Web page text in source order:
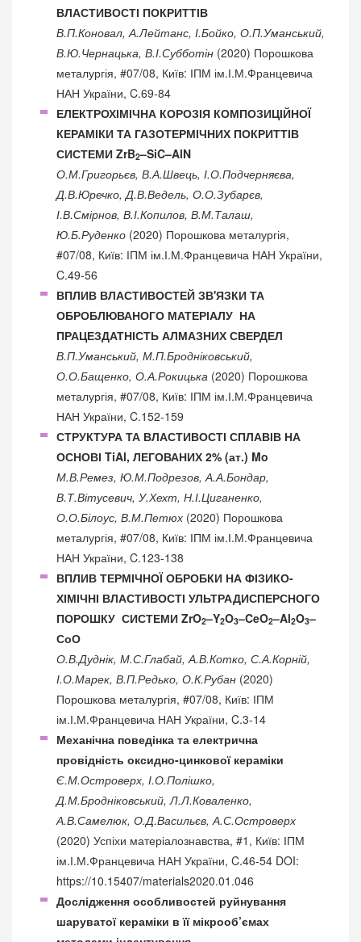
ВЛАСТИВОСТІ ПОКРИТТІВ
В.П.Коновал, А.Лейтанс, І.Бойко, О.П.Уманський,
В.Ю.Чернацька, В.І.Субботін (2020) Порошкова
металургія, #07/08, Київ: ІПМ ім.І.М.Францевича
НАН України, C.69-84
ЕЛЕКТРОХІМІЧНА КОРОЗІЯ КОМПОЗИЦІЙНОЇ
КЕРАМІКИ ТА ГАЗОТЕРМІЧНИХ ПОКРИТТІВ
СИСТЕМИ ZrB2–SiC–AlN
О.М.Григорьєв, В.А.Швець, І.О.Подчерняєва,
Д.В.Юречко, Д.В.Ведель, О.О.Зубарєв,
І.В.Смірнов, В.І.Копилов, В.М.Талаш,
Ю.Б.Руденко (2020) Порошкова металургія,
#07/08, Київ: ІПМ ім.І.М.Францевича НАН України,
C.49-56
ВПЛИВ ВЛАСТИВОСТЕЙ ЗВ'ЯЗКИ ТА
ОБРОБЛЮВАНОГО МАТЕРІАЛУ НА
ПРАЦЕЗДАТНІСТЬ АЛМАЗНИХ СВЕРДЕЛ
В.П.Уманський, М.П.Бродніковський,
О.О.Бащенко, О.А.Рокицька (2020) Порошкова
металургія, #07/08, Київ: ІПМ ім.І.М.Францевича
НАН України, C.152-159
СТРУКТУРА ТА ВЛАСТИВОСТІ СПЛАВІВ НА
ОСНОВІ TiAl, ЛЕГОВАНИХ 2% (ат.) Mo
М.В.Ремез, Ю.М.Подрезов, А.А.Бондар,
В.Т.Вітусевич, У.Хехт, Н.І.Циганенко,
О.О.Білоус, В.М.Петюх (2020) Порошкова
металургія, #07/08, Київ: ІПМ ім.І.М.Францевича
НАН України, C.123-138
ВПЛИВ ТЕРМІЧНОЇ ОБРОБКИ НА ФІЗИКО-
ХІМІЧНІ ВЛАСТИВОСТІ УЛЬТРАДИСПЕРСНОГО
ПОРОШКУ СИСТЕМИ ZrO2–Y2O3–CeO2–Al2O3–
СоО
О.В.Дуднік, М.С.Глабай, А.В.Котко, С.А.Корній,
І.О.Марек, В.П.Редько, О.К.Рубан (2020)
Порошкова металургія, #07/08, Київ: ІПМ
ім.І.М.Францевича НАН України, C.3-14
Механічна поведінка та електрична
провідність оксидно-цинкової кераміки
Є.М.Островерх, І.О.Полішко,
Д.М.Бродніковський, Л.Л.Коваленко,
А.В.Самелюк, О.Д.Васильєв, А.С.Островерх
(2020) Успіхи матеріалознавства, #1, Київ: ІПМ
ім.І.М.Францевича НАН України, C.46-54 DOI:
https://10.15407/materials2020.01.046
Дослідження особливостей руйнування
шаруватої кераміки в її мікрооб’ємах